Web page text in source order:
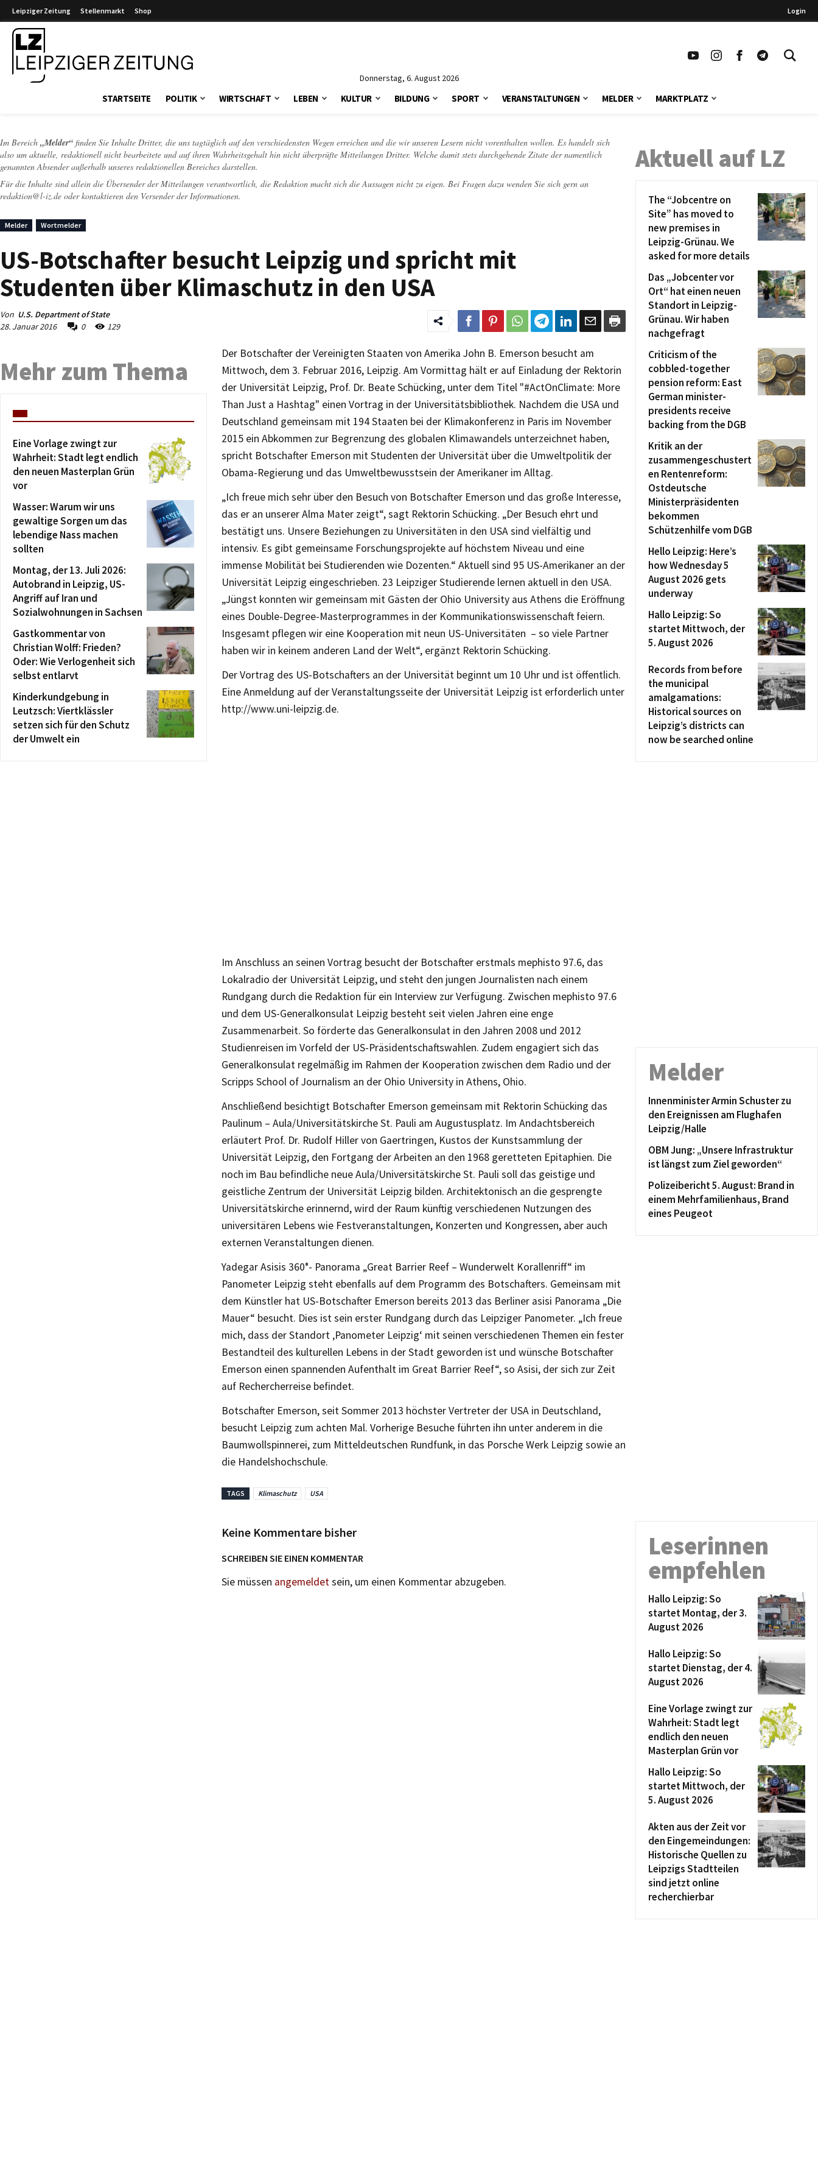
Leipziger Zeitung Stellenmarkt Shop Login
Donnerstag, 6. August 2026
STARTSEITE POLITIK WIRTSCHAFT LEBEN KULTUR BILDUNG SPORT VERANSTALTUNGEN MELDER MARKTPLATZ
Im Bereich „Melder“ finden Sie Inhalte Dritter, die uns tagtäglich auf den verschiedensten Wegen erreichen und die wir unseren Lesern nicht vorenthalten wollen. Es handelt sich
also um aktuelle, redaktionell nicht bearbeitete und auf ihren Wahrheitsgehalt hin nicht überprüfte Mitteilungen Dritter. Welche damit stets durchgehende Zitate der namentlich
genannten Absender außerhalb unseres redaktionellen Bereiches darstellen.
Für die Inhalte sind allein die Übersender der Mitteilungen verantwortlich, die Redaktion macht sich die Aussagen nicht zu eigen. Bei Fragen dazu wenden Sie sich gern an
redaktion@l-iz.de oder kontaktieren den Versender der Informationen.
Melder Wortmelder
US-Botschafter besucht Leipzig und spricht mit
Studenten über Klimaschutz in den USA
Von U.S. Department of State
28. Januar 2016
0 129
Der Botschafter der Vereinigten Staaten von Amerika John B. Emerson besucht am
Mittwoch, dem 3. Februar 2016, Leipzig. Am Vormittag hält er auf Einladung der Rektorin
der Universität Leipzig, Prof. Dr. Beate Schücking, unter dem Titel "#ActOnClimate: More
Than Just a Hashtag" einen Vortrag in der Universitätsbibliothek. Nachdem die USA und
Deutschland gemeinsam mit 194 Staaten bei der Klimakonferenz in Paris im November
2015 ein Abkommen zur Begrenzung des globalen Klimawandels unterzeichnet haben,
spricht Botschafter Emerson mit Studenten der Universität über die Umweltpolitik der
Obama-Regierung und das Umweltbewusstsein der Amerikaner im Alltag.
„Ich freue mich sehr über den Besuch von Botschafter Emerson und das große Interesse,
das er an unserer Alma Mater zeigt“, sagt Rektorin Schücking. „Der Besuch ehrt und
bestätigt uns. Unsere Beziehungen zu Universitäten in den USA sind vielfältig und
intensiv. Es gibt gemeinsame Forschungsprojekte auf höchstem Niveau und eine
immense Mobilität bei Studierenden wie Dozenten.“ Aktuell sind 95 US-Amerikaner an der
Universität Leipzig eingeschrieben. 23 Leipziger Studierende lernen aktuell in den USA.
„Jüngst konnten wir gemeinsam mit Gästen der Ohio University aus Athens die Eröffnung
eines Double-Degree-Masterprogrammes in der Kommunikationswissenschaft feiern.
Insgesamt pflegen wir eine Kooperation mit neun US-Universitäten – so viele Partner
haben wir in keinem anderen Land der Welt“, ergänzt Rektorin Schücking.
Der Vortrag des US-Botschafters an der Universität beginnt um 10 Uhr und ist öffentlich.
Eine Anmeldung auf der Veranstaltungsseite der Universität Leipzig ist erforderlich unter
http://www.uni-leipzig.de.
Im Anschluss an seinen Vortrag besucht der Botschafter erstmals mephisto 97.6, das
Lokalradio der Universität Leipzig, und steht den jungen Journalisten nach einem
Rundgang durch die Redaktion für ein Interview zur Verfügung. Zwischen mephisto 97.6
und dem US-Generalkonsulat Leipzig besteht seit vielen Jahren eine enge
Zusammenarbeit. So förderte das Generalkonsulat in den Jahren 2008 und 2012
Studienreisen im Vorfeld der US-Präsidentschaftswahlen. Zudem engagiert sich das
Generalkonsulat regelmäßig im Rahmen der Kooperation zwischen dem Radio und der
Scripps School of Journalism an der Ohio University in Athens, Ohio.
Anschließend besichtigt Botschafter Emerson gemeinsam mit Rektorin Schücking das
Paulinum – Aula/Universitätskirche St. Pauli am Augustusplatz. Im Andachtsbereich
erläutert Prof. Dr. Rudolf Hiller von Gaertringen, Kustos der Kunstsammlung der
Universität Leipzig, den Fortgang der Arbeiten an den 1968 geretteten Epitaphien. Die
noch im Bau befindliche neue Aula/Universitätskirche St. Pauli soll das geistige und
geistliche Zentrum der Universität Leipzig bilden. Architektonisch an die gesprengte
Universitätskirche erinnernd, wird der Raum künftig verschiedenen Nutzungen des
universitären Lebens wie Festveranstaltungen, Konzerten und Kongressen, aber auch
externen Veranstaltungen dienen.
Yadegar Asisis 360°- Panorama „Great Barrier Reef – Wunderwelt Korallenriff“ im
Panometer Leipzig steht ebenfalls auf dem Programm des Botschafters. Gemeinsam mit
dem Künstler hat US-Botschafter Emerson bereits 2013 das Berliner asisi Panorama „Die
Mauer“ besucht. Dies ist sein erster Rundgang durch das Leipziger Panometer. „Ich freue
mich, dass der Standort ‚Panometer Leipzig‘ mit seinen verschiedenen Themen ein fester
Bestandteil des kulturellen Lebens in der Stadt geworden ist und wünsche Botschafter
Emerson einen spannenden Aufenthalt im Great Barrier Reef“, so Asisi, der sich zur Zeit
auf Rechercherreise befindet.
Botschafter Emerson, seit Sommer 2013 höchster Vertreter der USA in Deutschland,
besucht Leipzig zum achten Mal. Vorherige Besuche führten ihn unter anderem in die
Baumwollspinnerei, zum Mitteldeutschen Rundfunk, in das Porsche Werk Leipzig sowie an
die Handelshochschule.
TAGS Klimaschutz USA
Keine Kommentare bisher
SCHREIBEN SIE EINEN KOMMENTAR
Sie müssen angemeldetsein, um einen Kommentar abzugeben.
Mehr zum Thema
Eine Vorlage zwingt zur
Wahrheit: Stadt legt endlich
den neuen Masterplan Grün
vor
Wasser: Warum wir uns
gewaltige Sorgen um das
lebendige Nass machen
sollten
Montag, der 13. Juli 2026:
Autobrand in Leipzig, US-
Angriff auf Iran und
Sozialwohnungen in Sachsen
Gastkommentar von
Christian Wolff: Frieden?
Oder: Wie Verlogenheit sich
selbst entlarvt
Kinderkundgebung in
Leutzsch: Viertklässler
setzen sich für den Schutz
der Umwelt ein
Aktuell auf LZ
The “Jobcentre on
Site” has moved to
new premises in
Leipzig-Grünau. We
asked for more details
Das „Jobcenter vor
Ort“ hat einen neuen
Standort in Leipzig-
Grünau. Wir haben
nachgefragt
Criticism of the
cobbled-together
pension reform: East
German minister-
presidents receive
backing from the DGB
Kritik an der
zusammengeschustert
en Rentenreform:
Ostdeutsche
Ministerpräsidenten
bekommen
Schützenhilfe vom DGB
Hello Leipzig: Here’s
how Wednesday 5
August 2026 gets
underway
Hallo Leipzig: So
startet Mittwoch, der
5. August 2026
Records from before
the municipal
amalgamations:
Historical sources on
Leipzig’s districts can
now be searched online
Melder
Innenminister Armin Schuster zu
den Ereignissen am Flughafen
Leipzig/Halle
OBM Jung: „Unsere Infrastruktur
ist längst zum Ziel geworden“
Polizeibericht 5. August: Brand in
einem Mehrfamilienhaus, Brand
eines Peugeot
Leserinnen
empfehlen
Hallo Leipzig: So
startet Montag, der 3.
August 2026
Hallo Leipzig: So
startet Dienstag, der 4.
August 2026
Eine Vorlage zwingt zur
Wahrheit: Stadt legt
endlich den neuen
Masterplan Grün vor
Hallo Leipzig: So
startet Mittwoch, der
5. August 2026
Akten aus der Zeit vor
den Eingemeindungen:
Historische Quellen zu
Leipzigs Stadtteilen
sind jetzt online
recherchierbar